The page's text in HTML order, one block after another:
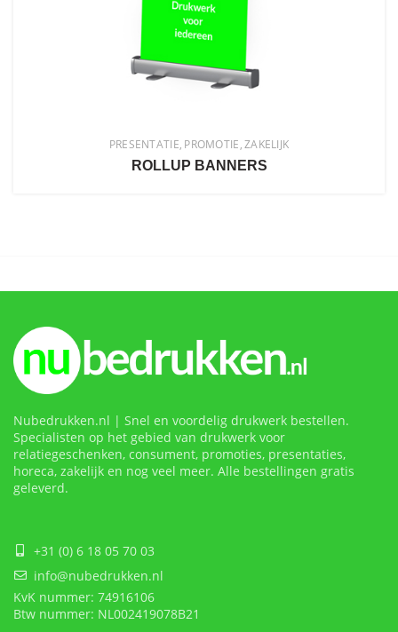
PRESENTATIE PROMOTIE ZAKELIJK
ROLLUP BANNERS
Nubedrukken.nl | Snel en voordelig drukwerk bestellen.
Specialisten op het gebied van drukwerk voor
relatiegeschenken, consument, promoties, presentaties,
horeca, zakelijk en nog veel meer. Alle bestellingen gratis
geleverd.
+31 (0) 6 18 05 70 03
info@nubedrukken.nl
KvK nummer: 74916106
Btw nummer: NL002419078B21